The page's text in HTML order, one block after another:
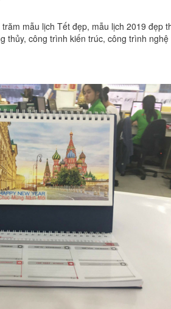
mẫu lịch Tết đẹp, mẫu lịch 2019 đẹp
thủy, công trình kiến trúc, công trình